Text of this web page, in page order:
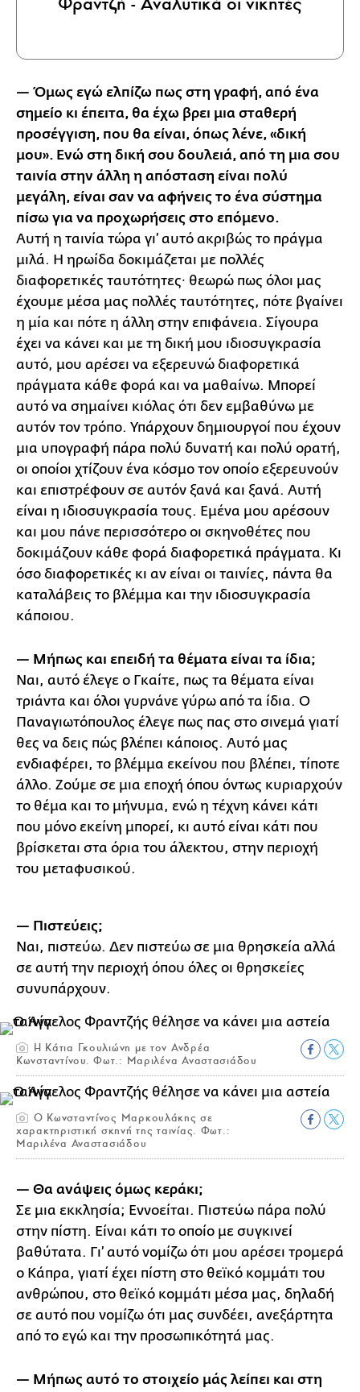
— Όμως εγώ ελπίζω πως στη γραφή, από ένα
σημείο κι έπειτα, θα έχω βρει μια σταθερή
προσέγγιση, που θα είναι, όπως λένε, «δική
μου». Ενώ στη δική σου δουλειά, από τη μια σου
ταινία στην άλλη η απόσταση είναι πολύ
μεγάλη, είναι σαν να αφήνεις το ένα σύστημα
πίσω για να προχωρήσεις στο επόμενο.
Αυτή η ταινία τώρα γι’ αυτό ακριβώς το πράγμα
μιλά. Η ηρωίδα δοκιμάζεται με πολλές
διαφορετικές ταυτότητες∙ θεωρώ πως όλοι μας
έχουμε μέσα μας πολλές ταυτότητες, πότε βγαίνει
η μία και πότε η άλλη στην επιφάνεια. Σίγουρα
έχει να κάνει και με τη δική μου ιδιοσυγκρασία
αυτό, μου αρέσει να εξερευνώ διαφορετικά
πράγματα κάθε φορά και να μαθαίνω. Μπορεί
αυτό να σημαίνει κιόλας ότι δεν εμβαθύνω με
αυτόν τον τρόπο. Υπάρχουν δημιουργοί που έχουν
μια υπογραφή πάρα πολύ δυνατή και πολύ ορατή,
οι οποίοι χτίζουν ένα κόσμο τον οποίο εξερευνούν
και επιστρέφουν σε αυτόν ξανά και ξανά. Αυτή
είναι η ιδιοσυγκρασία τους. Εμένα μου αρέσουν
και μου πάνε περισσότερο οι σκηνοθέτες που
δοκιμάζουν κάθε φορά διαφορετικά πράγματα. Κι
όσο διαφορετικές κι αν είναι οι ταινίες, πάντα θα
καταλάβεις το βλέμμα και την ιδιοσυγκρασία
κάποιου.
— Μήπως και επειδή τα θέματα είναι τα ίδια;
Ναι, αυτό έλεγε ο Γκαίτε, πως τα θέματα είναι
τριάντα και όλοι γυρνάνε γύρω από τα ίδια. Ο
Παναγιωτόπουλος έλεγε πως πας στο σινεμά γιατί
θες να δεις πώς βλέπει κάποιος. Αυτό μας
ενδιαφέρει, το βλέμμα εκείνου που βλέπει, τίποτε
άλλο. Ζούμε σε μια εποχή όπου όντως κυριαρχούν
το θέμα και το μήνυμα, ενώ η τέχνη κάνει κάτι
που μόνο εκείνη μπορεί, κι αυτό είναι κάτι που
βρίσκεται στα όρια του άλεκτου, στην περιοχή
του μεταφυσικού.
— Πιστεύεις;
Ναι, πιστεύω. Δεν πιστεύω σε μια θρησκεία αλλά
σε αυτή την περιοχή όπου όλες οι θρησκείες
συνυπάρχουν.
Η Κάτια Γκουλιώνη με τον Ανδρέα
Κωνσταντίνου. Φωτ.: Μαριλένα Αναστασιάδου
Ο Κωνσταντίνος Μαρκουλάκης σε
χαρακτηριστική σκηνή της ταινίας. Φωτ.:
Μαριλένα Αναστασιάδου
— Θα ανάψεις όμως κεράκι;
Σε μια εκκλησία; Εννοείται. Πιστεύω πάρα πολύ
στην πίστη. Είναι κάτι το οποίο με συγκινεί
βαθύτατα. Γι’ αυτό νομίζω ότι μου αρέσει τρομερά
ο Κάπρα, γιατί έχει πίστη στο θεϊκό κομμάτι του
ανθρώπου, στο θεϊκό κομμάτι μέσα μας, δηλαδή
σε αυτό που νομίζω ότι μας συνδέει, ανεξάρτητα
από το εγώ και την προσωπικότητά μας.
— Μήπως αυτό το στοιχείο μάς λείπει και στη